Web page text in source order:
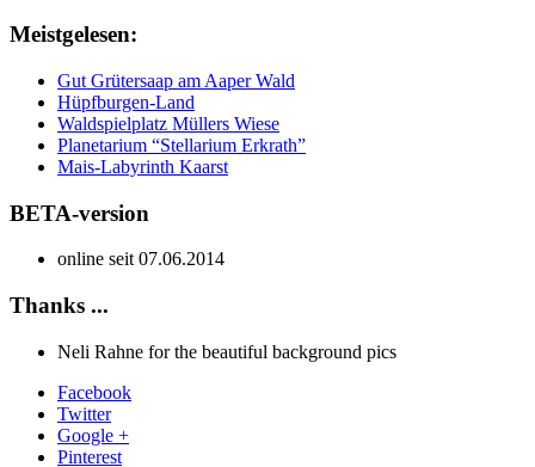
Meistgelesen:
Gut Grütersaap am Aaper Wald
Hüpfburgen-Land
Waldspielplatz Müllers Wiese
Planetarium “Stellarium Erkrath”
Mais-Labyrinth Kaarst
BETA-version
online seit 07.06.2014
Thanks ...
Neli Rahne for the beautiful background pics
Facebook
Twitter
Google +
Pinterest